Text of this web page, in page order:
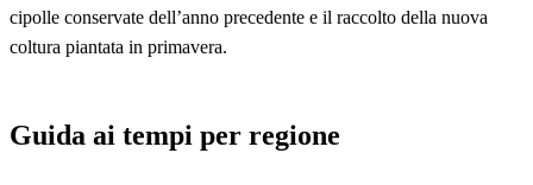
cipolle conservate dell’anno precedente e il raccolto della nuova
coltura piantata in primavera.
Guida ai tempi per regione